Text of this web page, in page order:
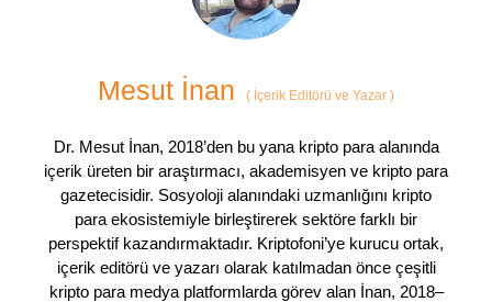
Mesut İnan ( İçerik Editörü ve Yazar )
Dr. Mesut İnan, 2018’den bu yana kripto para alanında
içerik üreten bir araştırmacı, akademisyen ve kripto para
gazetecisidir. Sosyoloji alanındaki uzmanlığını kripto
para ekosistemiyle birleştirerek sektöre farklı bir
perspektif kazandırmaktadır. Kriptofoni’ye kurucu ortak,
içerik editörü ve yazarı olarak katılmadan önce çeşitli
kripto para medya platformlarda görev alan İnan, 2018–